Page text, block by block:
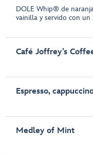
DOLE Whip® de
vainilla y servido con
Café Joffrey’s
Espresso,
Medley of Mint